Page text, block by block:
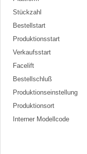
Stückzahl
Bestellstart
Produktionsstart
Verkaufsstart
Facelift
Bestellschluß
Produktionseinstellung
Produktionsort
Interner Modellcode